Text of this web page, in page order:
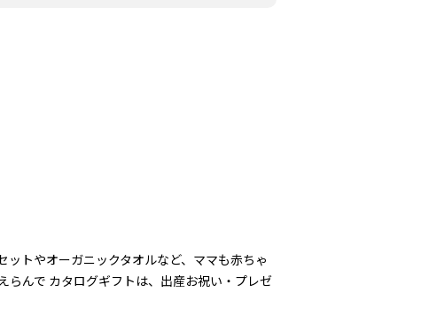
トやオーガニックタオルなど、ママも赤ちゃ
んで カタログギフトは、出産お祝い・プレゼ